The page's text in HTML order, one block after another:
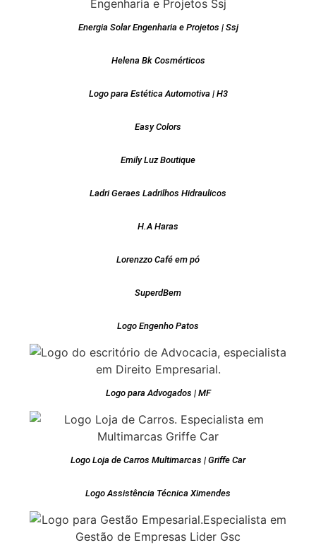
Energia Solar Engenharia e Projetos | Ssj
Helena Bk Cosmérticos
Logo para Estética Automotiva | H3
Easy Colors
Emily Luz Boutique
Ladri Geraes Ladrilhos Hidraulicos
H.A Haras
Lorenzzo Café em pó
SuperdBem
Logo Engenho Patos
Logo para Advogados | MF
Logo Loja de Carros Multimarcas | Griffe Car
Logo Assistência Técnica Ximendes